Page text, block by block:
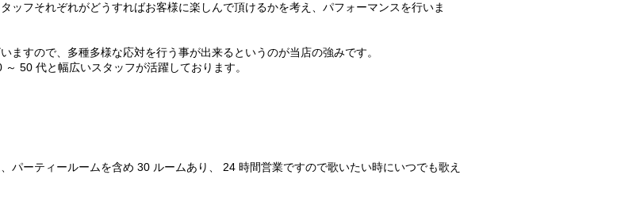
ッフそれぞれがどうすればお客様に楽しんで頂けるかを考え、パフォーマンスを行いま
ますので、多種多様な応対を行う事が出来るというのが当店の強みです。
50 代と幅広いスタッフが活躍しております。
パーティールームを含め 30 ルームあり、 24 時間営業ですので歌いたい時にいつでも歌え